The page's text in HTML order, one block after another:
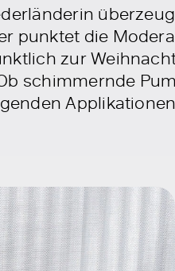
punktet die
zur
schimmernde